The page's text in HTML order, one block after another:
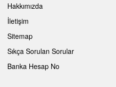
Hakkımızda
İletişim
Sitemap
Sıkça Sorulan Sorular
Banka Hesap No